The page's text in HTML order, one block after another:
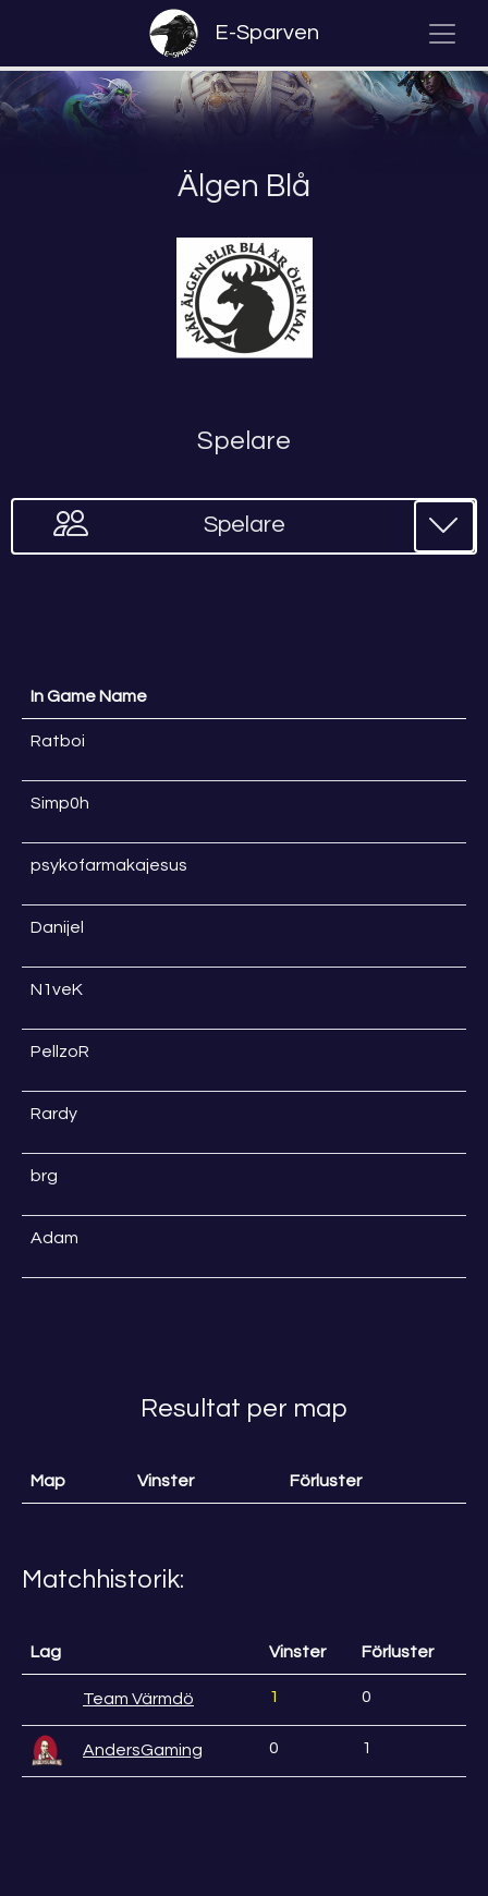
E-Sparven
Älgen Blå
Spelare
Spelare
In Game Name
Ratboi
Simp0h
psykofarmakajesus
Danijel
N1veK
PellzoR
Rardy
brg
Adam
Resultat per map
Map Vinster Förluster
Matchhistorik:
Lag Vinster Förluster
Team Värmdö 1 0
AndersGaming 0 1